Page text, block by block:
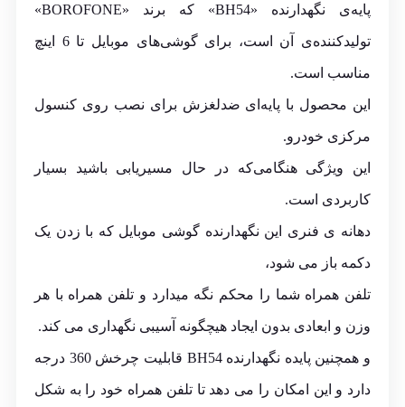
پایه‌ی نگهدارنده «BH54» که برند «BOROFONE»
تولیدکننده‌ی آن است، برای گوشی‌های موبایل تا 6 اینچ
مناسب است.
این محصول با پایه‌ای ضدلغزش برای نصب روی کنسول
مرکزی خودرو.
این ویژگی هنگامی‌که در حال مسیریابی باشید بسیار
کاربردی است.
دهانه ی فنری این نگهدارنده گوشی موبایل که با زدن یک
دکمه باز می شود،
تلفن همراه شما را محکم نگه میدارد و تلفن همراه با هر
وزن و ابعادی بدون ایجاد هیچگونه آسیبی نگهداری می کند.
و همچنین پایده نگهدارنده BH54 قابلیت چرخش 360 درجه
دارد و این امکان را می دهد تا تلفن همراه خود را به شکل